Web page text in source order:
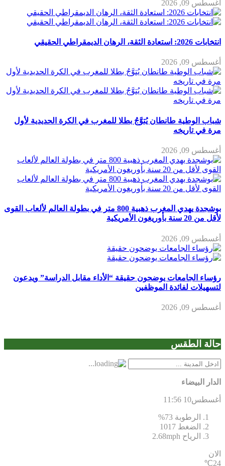
أغسطس 09, 2026
انتخابات 2026: استعادة الثقة، الرهان الديمقراطي الحقيقي
أغسطس 09, 2026
شباب الوطية طانطان يُتوَّجُ بطلا للمغرب في الكرة الحديدية لأول
مرة في تاريخه
أغسطس 09, 2026
بوشجدة يهدي المغرب ذهبية 800 متر في بطولة العالم لألعاب القوى
لأقل من 20 سنة بأوريغون الأمريكية
أغسطس 09, 2026
رؤساء الجامعات يوضحون حقيقة “الأداء مقابل الدراسة” ويدعون
لتسهيلات لفائدة الموظفين
أغسطس 09, 2026
حالة الطقس
الدار البيضاء
أغسطس10 11:56
الرطوبة 73%
الضغط 1017
الرياح 2.68mph
الان
24℃